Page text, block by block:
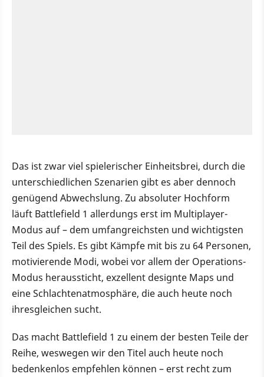
Das ist zwar viel spielerischer Einheitsbrei, durch die
unterschiedlichen Szenarien gibt es aber dennoch
genügend Abwechslung. Zu absoluter Hochform
läuft Battlefield 1 allerdungs erst im Multiplayer-
Modus auf – dem umfangreichsten und wichtigsten
Teil des Spiels. Es gibt Kämpfe mit bis zu 64 Personen,
motivierende Modi, wobei vor allem der Operations-
Modus heraussticht, exzellent designte Maps und
eine Schlachtenatmosphäre, die auch heute noch
ihresgleichen sucht.
Das macht Battlefield 1 zu einem der besten Teile der
Reihe, weswegen wir den Titel auch heute noch
bedenkenlos empfehlen können – erst recht zum